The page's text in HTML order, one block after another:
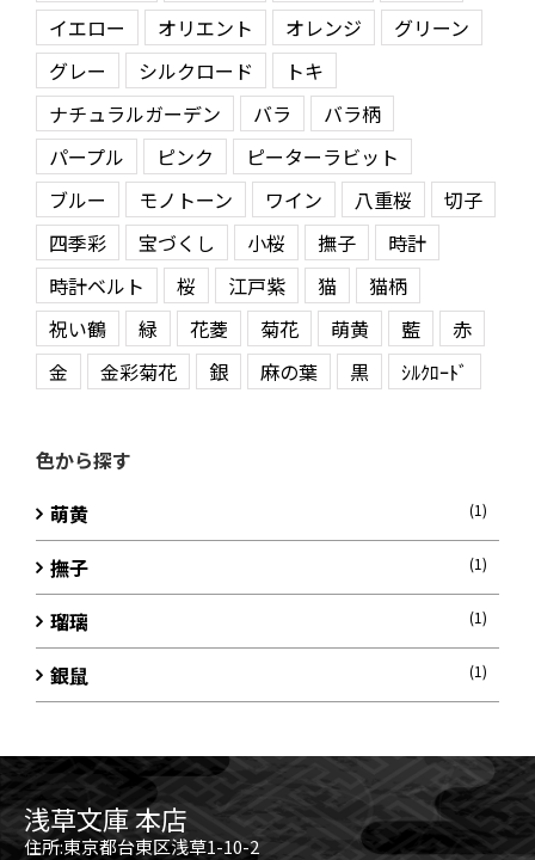
イエロー
オリエント オレンジ
グリーン
グレー
シルクロード
トキ
ナチュラルガーデン
バラ
バラ柄
パープル
ピンク
ピーターラビット
ブルー
モノトーン ワイン 八重桜
切子
四季彩
宝づくし 小桜 撫子
時計
時計ベルト
桜 江戸紫 猫
猫柄
祝い鶴
緑 花菱 菊花 萌黄 藍
赤
金
金彩菊花 銀 麻の葉 黒 ｼﾙｸﾛｰﾄﾞ
色から探す
萌黄
(1)
撫子 (1)
瑠璃 (1)
銀鼠 (1)
浅草文庫 本店
住所:東京都台東区浅草1-10-2